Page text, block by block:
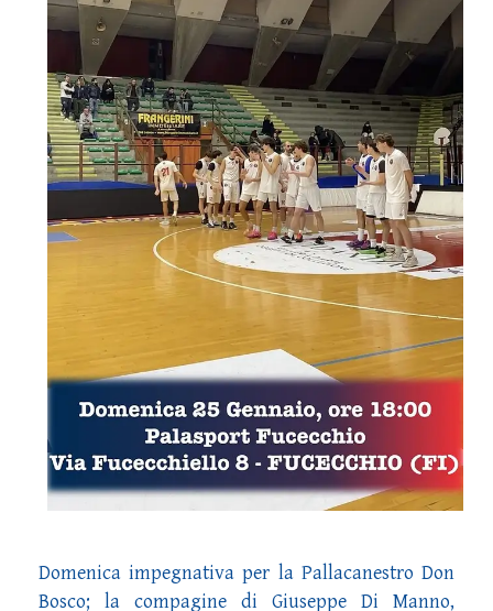
Domenica impegnativa per la Pallacanestro Don
Bosco; la compagine di Giuseppe Di Manno,